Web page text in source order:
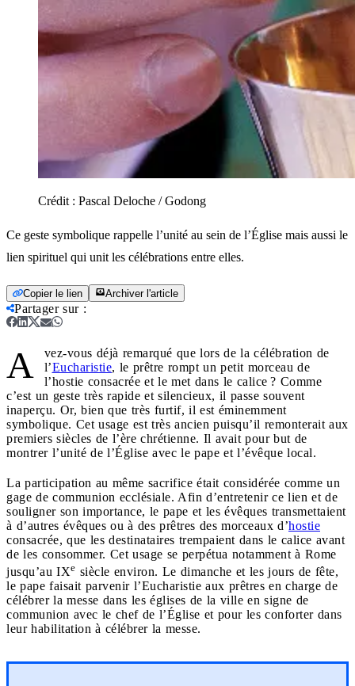
Crédit : Pascal Deloche / Godong
Ce geste symbolique rappelle l’unité au sein de l’Église mais aussi le
lien spirituel qui unit les célébrations entre elles.
Copier le lien Archiver l'article
Partager sur:
A
vez-vous déjà remarqué que lors de la célébration de
l’Eucharistie, le prêtre rompt un petit morceau de
l’hostie consacrée et le met dans le calice ? Comme
c’est un geste très rapide et silencieux, il passe souvent
inaperçu. Or, bien que très furtif, il est éminemment
symbolique. Cet usage est très ancien puisqu’il remonterait aux
premiers siècles de l’ère chrétienne. Il avait pour but de
montrer l’unité de l’Église avec le pape et l’évêque local.
La participation au même sacrifice était considérée comme un
gage de communion ecclésiale. Afin d’entretenir ce lien et de
souligner son importance, le pape et les évêques transmettaient
à d’autres évêques ou à des prêtres des morceaux d’hostie
consacrée, que les destinataires trempaient dans le calice avant
de les consommer. Cet usage se perpétua notamment à Rome
jusqu’au IXe siècle environ. Le dimanche et les jours de fête,
le pape faisait parvenir l’Eucharistie aux prêtres en charge de
célébrer la messe dans les églises de la ville en signe de
communion avec le chef de l’Église et pour les conforter dans
leur habilitation à célébrer la messe.